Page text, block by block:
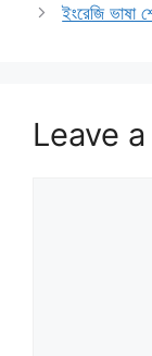
ইংরেজি
Leave